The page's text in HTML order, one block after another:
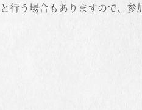
う場合もありますので、参